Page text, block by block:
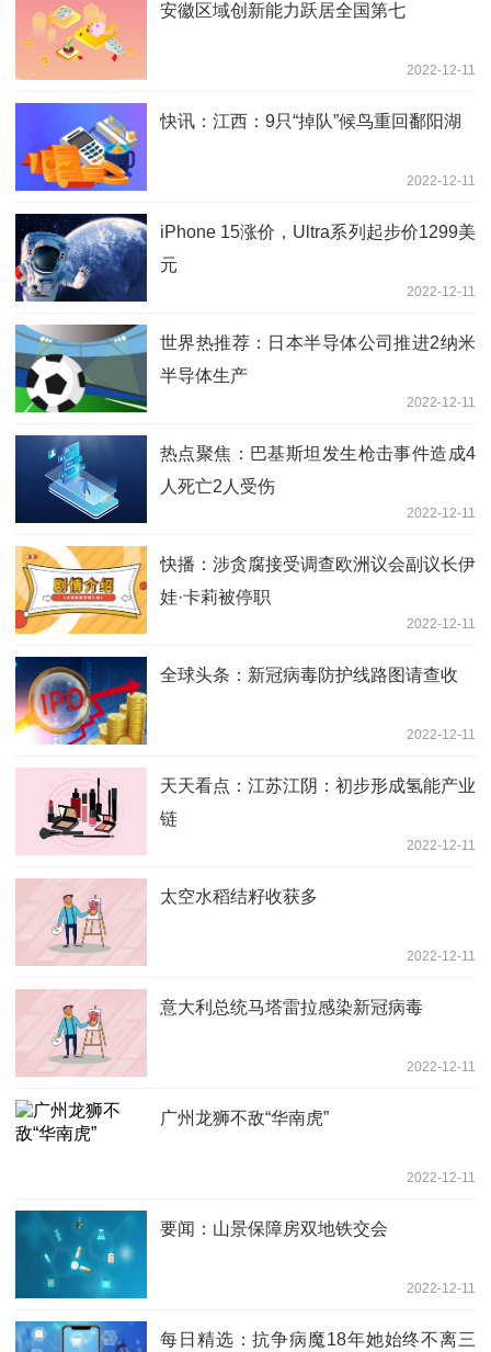
安徽区域创新能力跃居全国第七
2022-12-11
快讯：江西：9只“掉队”候鸟重回鄱阳湖
2022-12-11
iPhone 15涨价，Ultra系列起步价1299美
元
2022-12-11
世界热推荐：日本半导体公司推进2纳米
半导体生产
2022-12-11
热点聚焦：巴基斯坦发生枪击事件造成4
人死亡2人受伤
2022-12-11
快播：涉贪腐接受调查欧洲议会副议长伊
娃·卡莉被停职
2022-12-11
全球头条：新冠病毒防护线路图请查收
2022-12-11
天天看点：江苏江阴：初步形成氢能产业
链
2022-12-11
太空水稻结籽收获多
2022-12-11
意大利总统马塔雷拉感染新冠病毒
2022-12-11
广州龙狮不敌“华南虎”
2022-12-11
要闻：山景保障房双地铁交会
2022-12-11
每日精选：抗争病魔18年她始终不离三